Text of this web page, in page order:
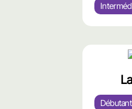
Débutant